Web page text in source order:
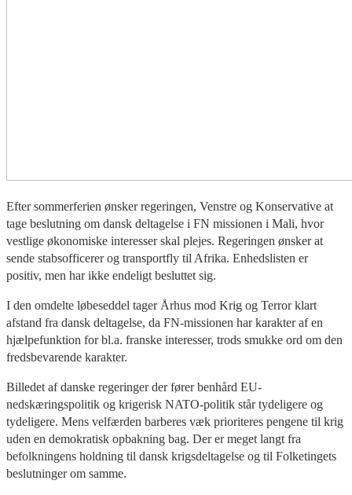
Efter sommerferien ønsker regeringen, Venstre og Konservative at
tage beslutning om dansk deltagelse i FN missionen i Mali, hvor
vestlige økonomiske interesser skal plejes. Regeringen ønsker at
sende stabsofficerer og transportfly til Afrika. Enhedslisten er
positiv, men har ikke endeligt besluttet sig.
I den omdelte løbeseddel tager Århus mod Krig og Terror klart
afstand fra dansk deltagelse, da FN-missionen har karakter af en
hjælpefunktion for bl.a. franske interesser, trods smukke ord om den
fredsbevarende karakter.
Billedet af danske regeringer der fører benhård EU-
nedskæringspolitik og krigerisk NATO-politik står tydeligere og
tydeligere. Mens velfærden barberes væk prioriteres pengene til krig
uden en demokratisk opbakning bag. Der er meget langt fra
befolkningens holdning til dansk krigsdeltagelse og til Folketingets
beslutninger om samme.